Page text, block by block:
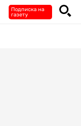
Подписка на
газету